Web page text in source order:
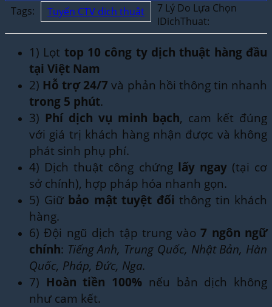
Tags: Tuyển CTV dịch thuật
7 Lý Do Lựa Chọn
IDichThuat:
1) Lọt top 10 công ty dịch thuật hàng đầu
tại Việt Nam
2) Hỗ trợ 24/7 và phản hồi thông tin nhanh
trong 5 phút.
3) Phí dịch vụ minh bạch, cam kết đúng
với giá trị khách hàng nhận được và không
phát sinh phụ phí.
4) Dịch thuật công chứng lấy ngay(tại cơ
sở chính), hợp pháp hóa nhanh gọn.
5) Giữ bảo mật tuyệt đối thông tin khách
hàng.
6) Đội ngũ dịch tập trung vào7 ngôn ngữ
chính: Tiếng Anh, Trung Quốc, Nhật Bản, Hàn
Quốc, Pháp, Đức, Nga.
7) Hoàn tiền 100% nếu bản dịch không
như cam kết.